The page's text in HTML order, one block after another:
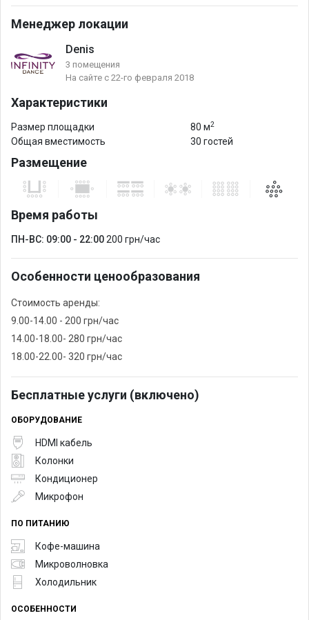
Отдельные мужская и женская раздевальные с
индивидуальными ящичками,душевыми и сан узлами.
Менеджер локации
Denis
3 помещения
На сайте с 22-го февраля 2018
Характеристики
Размер площадки 80 м2
Общая вместимость 30 гостей
Размещение
Время работы
ПН-ВС: 09:00 - 22:00200 грн/час
Особенности ценообразования
Стоимость аренды:
9.00-14.00 - 200 грн/час
14.00-18.00- 280 грн/час
18.00-22.00- 320 грн/час
Бесплатные услуги (включено)
ОБОРУДОВАНИЕ
HDMI кабель
Колонки
Кондиционер
Микрофон
ПО ПИТАНИЮ
Кофе-машина
Микроволновка
Холодильник
ОСОБЕННОСТИ